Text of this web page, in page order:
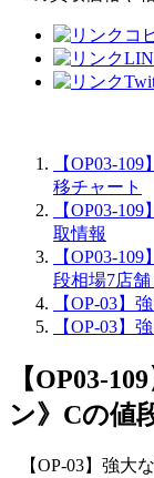
【OP03-
移チャート
【OP03-
取情報
【OP03-
段相場7店
【OP-03】
【OP-03】
【OP03-
ン》Cの値
【OP-03】強大